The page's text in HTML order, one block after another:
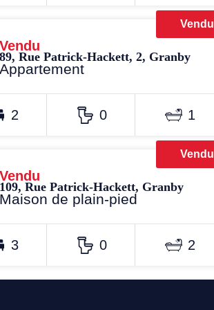
Vendu
Vendu
89, Rue Patrick-Hackett, 2, Granby
Appartement
2 0 1
Vendu
Vendu
109, Rue Patrick-Hackett, Granby
Maison de plain-pied
3 0 2